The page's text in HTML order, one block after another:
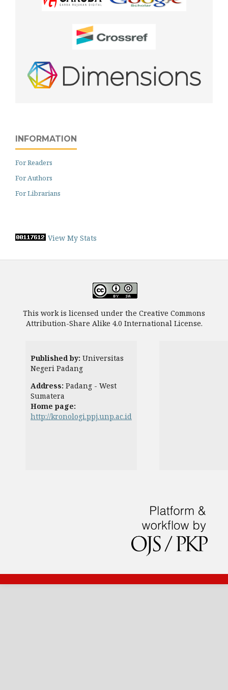
INFORMATION
For Readers
For Authors
For Librarians
View My Stats
This work is licensed under the Creative Commons
Attribution-Share Alike 4.0 International License.
Published by: Universitas
Negeri Padang
Address: Padang - West
Sumatera
Home page:
http://kronologi.ppj.unp.ac.id